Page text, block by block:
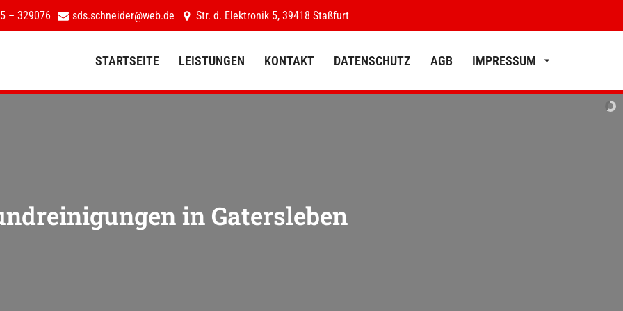
– 329076 sds.schneider@web.de Str. d. Elektronik 5, 39418 Staßfurt
STARTSEITE LEISTUNGEN KONTAKT DATENSCHUTZ AGB IMPRESSUM
in Gatersleben